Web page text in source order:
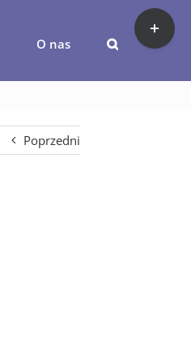
O nas
Poprzedni
Toggle
Sliding
Bar